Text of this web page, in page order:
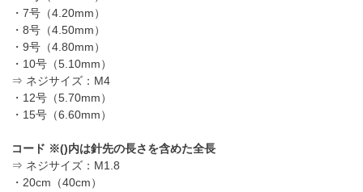
・7号（4.20mm）
・8号（4.50mm）
・9号（4.80mm）
・10号（5.10mm）
⇒ ネジサイズ：M4
・12号（5.70mm）
・15号（6.60mm）
コード ※()内は針先の長さを含めた全長
⇒ ネジサイズ：M1.8
・20cm（40cm）